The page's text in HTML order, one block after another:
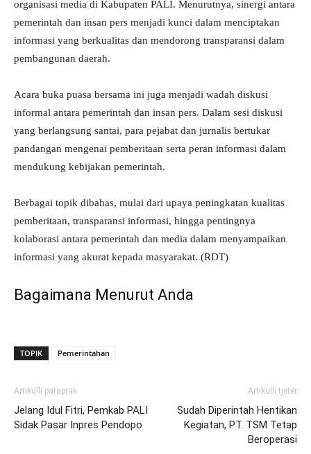
organisasi media di Kabupaten PALI. Menurutnya, sinergi antara
pemerintah dan insan pers menjadi kunci dalam menciptakan
informasi yang berkualitas dan mendorong transparansi dalam
pembangunan daerah.
Acara buka puasa bersama ini juga menjadi wadah diskusi
informal antara pemerintah dan insan pers. Dalam sesi diskusi
yang berlangsung santai, para pejabat dan jurnalis bertukar
pandangan mengenai pemberitaan serta peran informasi dalam
mendukung kebijakan pemerintah.
Berbagai topik dibahas, mulai dari upaya peningkatan kualitas
pemberitaan, transparansi informasi, hingga pentingnya
kolaborasi antara pemerintah dan media dalam menyampaikan
informasi yang akurat kepada masyarakat. (RDT)
Bagaimana Menurut Anda
TOPIK Pemerintahan
Artikulli paraprak
Jelang Idul Fitri, Pemkab PALI
Sidak Pasar Inpres Pendopo
Artikulli tjetër
Sudah Diperintah Hentikan
Kegiatan, PT. TSM Tetap
Beroperasi